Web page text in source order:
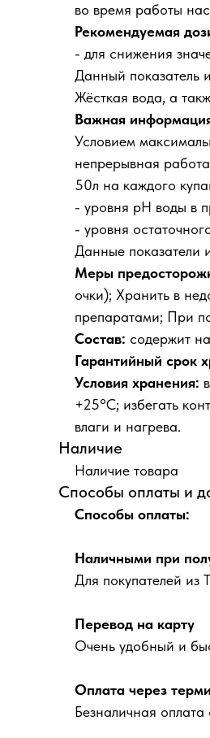
во время работы
Рекомендуемая
- для снижения
Данный показатель
Жёсткая вода, а
Важная
Условием
непрерывная
50л на каждого
- уровня pH воды в
- уровня
Данные показатели
Меры
очки); Хранить в
препаратами; При
Состав: содержит
Гарантийный срок
Условия хранения:
+25°С; избегать
влаги и нагрева.
Наличие
Наличие товара
Способы оплаты и
Способы оплаты:
Наличными при
Для покупателей из
Перевод на карту
Очень удобный и
Оплата через
Безналичная